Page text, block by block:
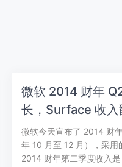
微软 2014 财年
长，Surface 收入
微软今天宣布了 2014 财
年 10 月至 12 月），采用
2014 财年第二季度收入